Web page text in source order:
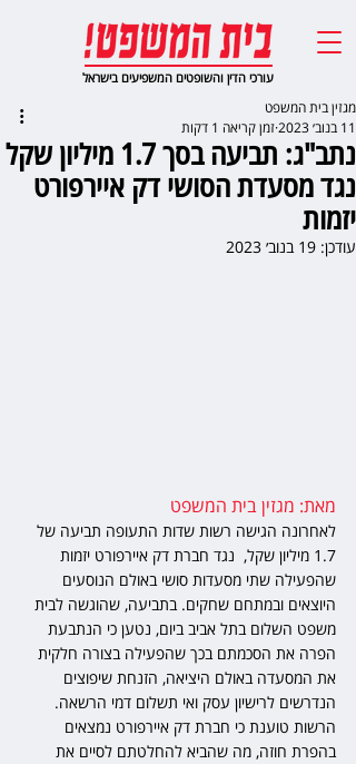
עורכי הדין והשופטים המשפיעים בישראל
נתב"ג: תביעה בסך 1.7 מיליון שקל
נגד מסעדת הסושי דק איירפורט
יזמות
מגזין בית המשפט
11 בנוב׳ 2023
זמן קריאה 1 דקות
עודכן: 19 בנוב׳ 2023
מאת: מגזין בית המשפט
לאחרונה הגישה רשות שדות התעופה תביעה של
1.7 מיליון שקל,  נגד חברת דק איירפורט יזמות
שהפעילה שתי מסעדות סושי באולם הנוסעים
היוצאים ובמתחם שחקים. בתביעה, שהוגשה לבית
משפט השלום בתל אביב ביום, נטען כי הנתבעת
הפרה את הסכמתם בכך שהפעילה בצורה חלקית
את המסעדה באולם היציאה, הזנחת שיפוצים
הנדרשים לרישיון עסק ואי תשלום דמי הרשאה.
הרשות טוענת כי חברת דק איירפורט נמצאים
בהפרת חוזה, מה שהביא להחלטתם לסיים את